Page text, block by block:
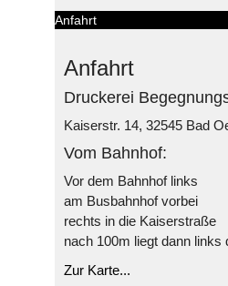
Anfahrt
Anfahrt
Druckerei
Kaiserstr. 14, 32545 Bad
Vom Bahnhof:
Vor dem Bahnhof links
am Busbahnhof vorbei
rechts in die Kaiserstraße
nach 100m liegt dann links
Zur Karte...